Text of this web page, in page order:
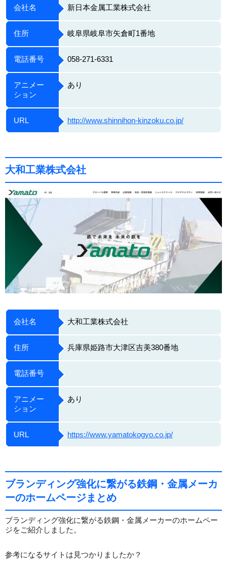
会社名 新日本金属工業株式会社
住所 岐阜県岐阜市矢倉町1番地
電話番号 058-271-6331
アニメー
ション
あり
URL http://www.shinnihon-kinzoku.co.jp/
大和工業株式会社
会社名 大和工業株式会社
住所 兵庫県姫路市大津区吉美380番地
電話番号
アニメー
ション
あり
URL https://www.yamatokogyo.co.jp/
ブランディング強化に繋がる鉄鋼・金属メーカ
ーのホームページまとめ
ブランディング強化に繋がる鉄鋼・金属メーカーのホームペー
ジをご紹介しました。
参考になるサイトは見つかりましたか？